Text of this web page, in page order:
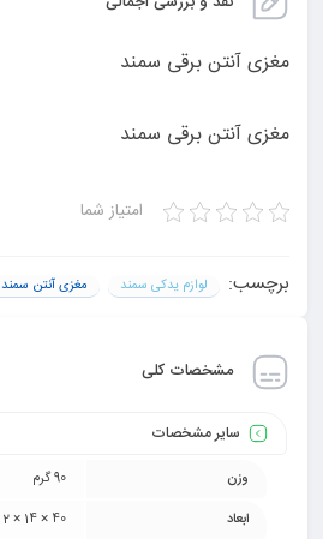
مغزی آنتن برقی سمند
مغزی آنتن برقی سمند
امتیاز شما
برچسب: لوازم یدکی سمند مغزی آنتن سمند
مشخصات کلی
سایر مشخصات
وزن
90 گرم
ابعاد
40 × 14 × 2 سانتیمتر